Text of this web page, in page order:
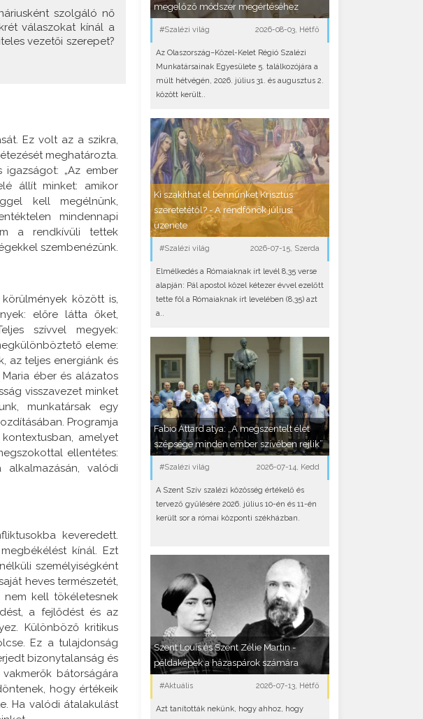
szolgáló nő
válaszokat kínál a
vezetői szerepet?
Ez volt az a szikra,
meghatározta.
„Az ember
állít minket: amikor
kell megélnünk,
mindennapi
a rendkívüli tettek
szembenézünk.
között is,
előre látta őket,
szívvel megyek:
eleme:
az teljes energiánk és
éber és alázatos
visszavezet minket
munkatársak egy
Programja
amelyet
ellentétes:
valódi
keveredett.
kínál. Ezt
személyiségként
heves természetét,
kell tökéletesnek
a fejlődést és az
Különböző kritikus
Ez a tulajdonság
bizonytalanság és
bátorságára
hogy értékeik
Ha valódi átalakulást
megelőző módszer megértéséhez
#Szalézi világ 2026-08-03, Hétfő
Az Olaszország–Közel-Kelet Régió Szalézi
Munkatársainak Egyesülete 5. találkozójára a
múlt hétvégén, 2026. július 31. és augusztus 2.
között került..
Ki szakíthat el bennünket Krisztus
szeretetétől? - A rendfőnök júliusi
üzenete
#Szalézi világ 2026-07-15, Szerda
Elmélkedés a Rómaiaknak írt levél 8,35 verse
alapján: Pál apostol közel kétezer évvel ezelőtt
tette föl a Rómaiaknak írt levelében (8,35) azt
a..
Fabio Attard atya: „A megszentelt élet
szépsége minden ember szívében rejlik”
#Szalézi világ 2026-07-14, Kedd
A Szent Szív szalézi közösség értékelő és
tervező gyűlésére 2026. július 10-én és 11-én
került sor a római központi székházban.
Szent Louis és Szent Zélie Martin -
példaképek a házaspárok számára
#Aktuális 2026-07-13, Hétfő
Azt tanították nekünk, hogy ahhoz, hogy